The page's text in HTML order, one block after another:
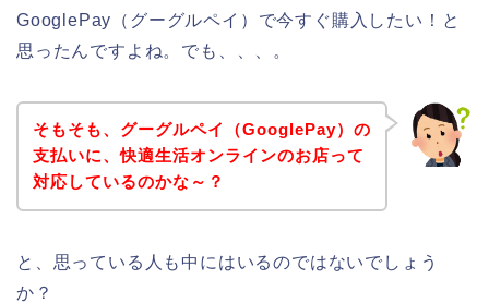
GooglePay（グーグルペイ）で今すぐ購入したい！と
思ったんですよね。でも、、、。
そもそも、グーグルペイ（GooglePay）の
支払いに、快適生活オンラインのお店って
対応しているのかな～？
と、思っている人も中にはいるのではないでしょう
か？